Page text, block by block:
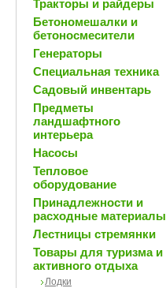
Тракторы и райдеры
Бетономешалки и
бетоносмесители
Генераторы
Специальная техника
Садовый инвентарь
Предметы
ландшафтного
интерьера
Насосы
Тепловое
оборудование
Принадлежности и
расходные материалы
Лестницы стремянки
Товары для туризма и
активного отдыха
Лодки